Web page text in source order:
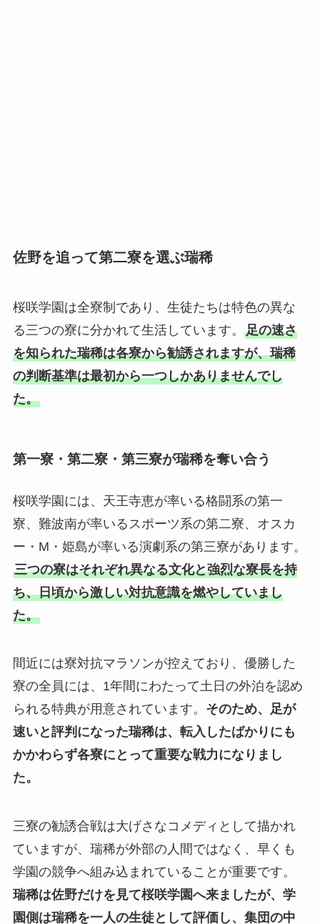
佐野を追って第二寮を選ぶ瑞稀
桜咲学園は全寮制であり、生徒たちは特色の異な
る三つの寮に分かれて生活しています。 足の速さ
を知られた瑞稀は各寮から勧誘されますが、瑞稀
の判断基準は最初から一つしかありませんでし
た。
第一寮・第二寮・第三寮が瑞稀を奪い合う
桜咲学園には、天王寺恵が率いる格闘系の第一
寮、難波南が率いるスポーツ系の第二寮、オスカ
ー・M・姫島が率いる演劇系の第三寮があります。
三つの寮はそれぞれ異なる文化と強烈な寮長を持
ち、日頃から激しい対抗意識を燃やしていまし
た。
間近には寮対抗マラソンが控えており、優勝した
寮の全員には、1年間にわたって土日の外泊を認め
られる特典が用意されています。 そのため、足が
速いと評判になった瑞稀は、転入したばかりにも
かかわらず各寮にとって重要な戦力になりまし
た。
三寮の勧誘合戦は大げさなコメディとして描かれ
ていますが、瑞稀が外部の人間ではなく、早くも
学園の競争へ組み込まれていることが重要です。
瑞稀は佐野だけを見て桜咲学園へ来ましたが、学
園側は瑞稀を一人の生徒として評価し、集団の中